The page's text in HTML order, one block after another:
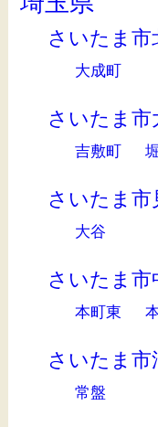
さいたま市
大成町
さいたま市
吉敷町
さいたま市
大谷
さいたま市
本町東
さいたま市
常盤